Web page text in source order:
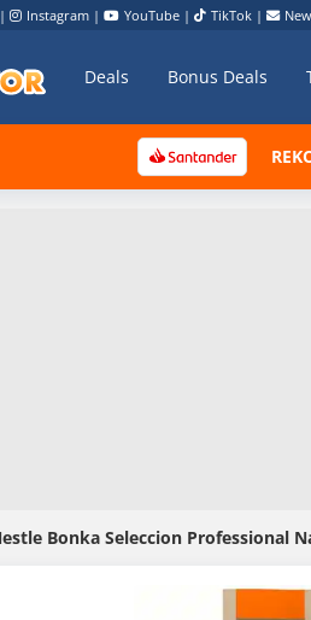
| Instagram | YouTube | TikTok |
Deals Bonus Deals
Bonka Seleccion Professional